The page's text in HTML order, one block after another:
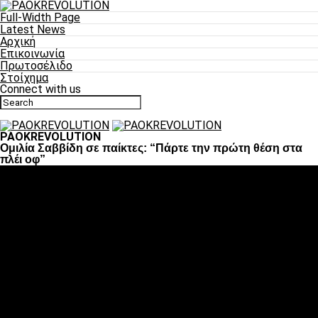
Full-Width Page
Latest News
Αρχική
Επικοινωνία
Πρωτοσέλιδο
Στοίχημα
Connect with us
PAOKREVOLUTION
Ομιλία Σαββίδη σε παίκτες: “Πάρτε την πρώτη θέση στα
πλέι οφ”